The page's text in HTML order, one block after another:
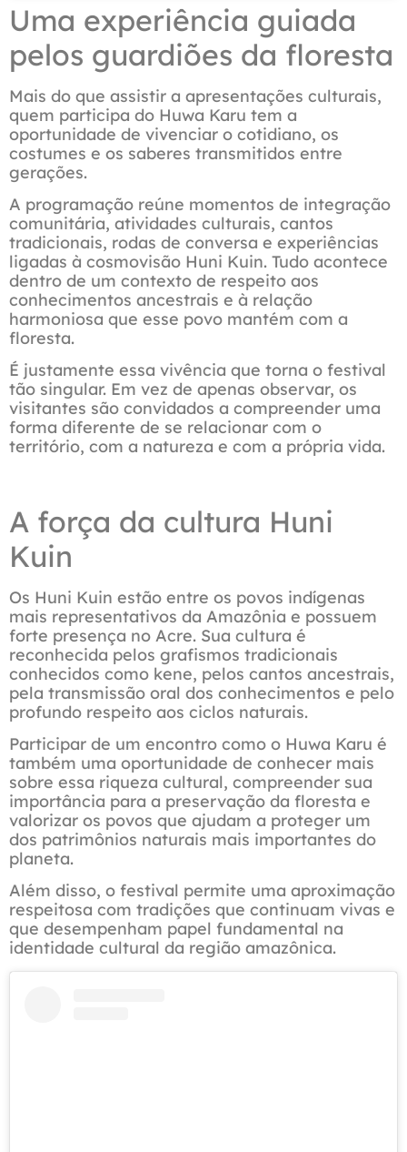
Uma experiência guiada
pelos guardiões da floresta
Mais do que assistir a apresentações culturais,
quem participa do Huwa Karu tem a
oportunidade de vivenciar o cotidiano, os
costumes e os saberes transmitidos entre
gerações.
A programação reúne momentos de integração
comunitária, atividades culturais, cantos
tradicionais, rodas de conversa e experiências
ligadas à cosmovisão Huni Kuin. Tudo acontece
dentro de um contexto de respeito aos
conhecimentos ancestrais e à relação
harmoniosa que esse povo mantém com a
floresta.
É justamente essa vivência que torna o festival
tão singular. Em vez de apenas observar, os
visitantes são convidados a compreender uma
forma diferente de se relacionar com o
território, com a natureza e com a própria vida.
A força da cultura Huni
Kuin
Os Huni Kuin estão entre os povos indígenas
mais representativos da Amazônia e possuem
forte presença no Acre. Sua cultura é
reconhecida pelos grafismos tradicionais
conhecidos como kene, pelos cantos ancestrais,
pela transmissão oral dos conhecimentos e pelo
profundo respeito aos ciclos naturais.
Participar de um encontro como o Huwa Karu é
também uma oportunidade de conhecer mais
sobre essa riqueza cultural, compreender sua
importância para a preservação da floresta e
valorizar os povos que ajudam a proteger um
dos patrimônios naturais mais importantes do
planeta.
Além disso, o festival permite uma aproximação
respeitosa com tradições que continuam vivas e
que desempenham papel fundamental na
identidade cultural da região amazônica.